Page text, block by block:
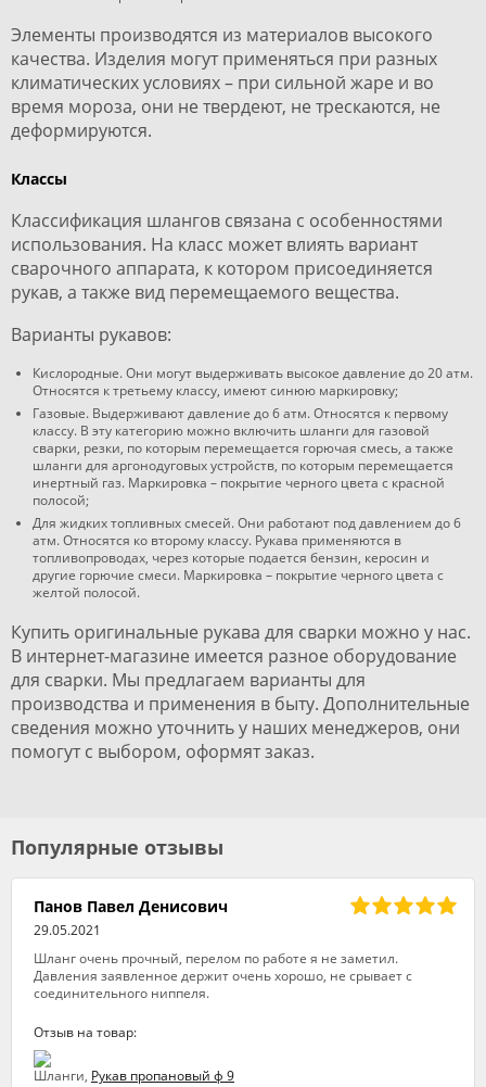
Элементы производятся из материалов высокого
качества. Изделия могут применяться при разных
климатических условиях – при сильной жаре и во
время мороза, они не твердеют, не трескаются, не
деформируются.
Классы
Классификация шлангов связана с особенностями
использования. На класс может влиять вариант
сварочного аппарата, к котором присоединяется
рукав, а также вид перемещаемого вещества.
Варианты рукавов:
Кислородные. Они могут выдерживать высокое давление до 20 атм.
Относятся к третьему классу, имеют синюю маркировку;
Газовые. Выдерживают давление до 6 атм. Относятся к первому
классу. В эту категорию можно включить шланги для газовой
сварки, резки, по которым перемещается горючая смесь, а также
шланги для аргонодуговых устройств, по которым перемещается
инертный газ. Маркировка – покрытие черного цвета с красной
полосой;
Для жидких топливных смесей. Они работают под давлением до 6
атм. Относятся ко второму классу. Рукава применяются в
топливопроводах, через которые подается бензин, керосин и
другие горючие смеси. Маркировка – покрытие черного цвета с
желтой полосой.
Купить оригинальные рукава для сварки можно у нас.
В интернет-магазине имеется разное оборудование
для сварки. Мы предлагаем варианты для
производства и применения в быту. Дополнительные
сведения можно уточнить у наших менеджеров, они
помогут с выбором, оформят заказ.
Популярные отзывы
Панов Павел Денисович
29.05.2021
Шланг очень прочный, перелом по работе я не заметил.
Давления заявленное держит очень хорошо, не срывает с
соединительного ниппеля.
Отзыв на товар:
Рукав пропановый ф 9